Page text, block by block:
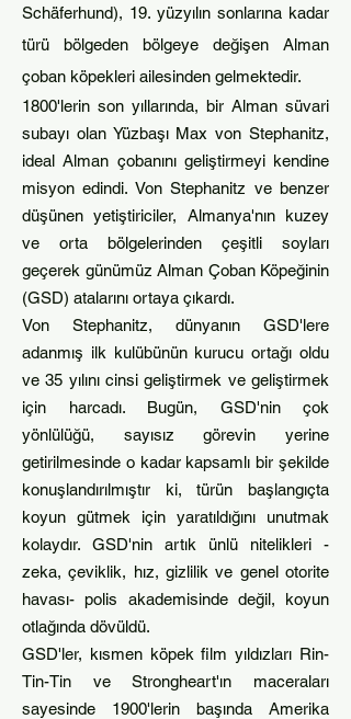
Schäferhund), 19. yüzyılın sonlarına kadar
türü bölgeden bölgeye değişen Alman
çoban köpekleri ailesinden gelmektedir.
1800'lerin son yıllarında, bir Alman süvari
subayı olan Yüzbaşı Max von Stephanitz,
ideal Alman çobanını geliştirmeyi kendine
misyon edindi. Von Stephanitz ve benzer
düşünen yetiştiriciler, Almanya'nın kuzey
ve orta bölgelerinden çeşitli soyları
geçerek günümüz Alman Çoban Köpeğinin
(GSD) atalarını ortaya çıkardı.
Von Stephanitz, dünyanın GSD'lere
adanmış ilk kulübünün kurucu ortağı oldu
ve 35 yılını cinsi geliştirmek ve geliştirmek
için harcadı. Bugün, GSD'nin çok
yönlülüğü, sayısız görevin yerine
getirilmesinde o kadar kapsamlı bir şekilde
konuşlandırılmıştır ki, türün başlangıçta
koyun gütmek için yaratıldığını unutmak
kolaydır. GSD'nin artık ünlü nitelikleri -
zeka, çeviklik, hız, gizlilik ve genel otorite
havası- polis akademisinde değil, koyun
otlağında dövüldü.
GSD'ler, kısmen köpek film yıldızları Rin-
Tin-Tin ve Strongheart'ın maceraları
sayesinde 1900'lerin başında Amerika